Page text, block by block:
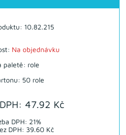
47.92 Kč
DPH: 21%
DPH: 39.60 Kč
10.82.215
Na objednávku
paletě: role
50 role